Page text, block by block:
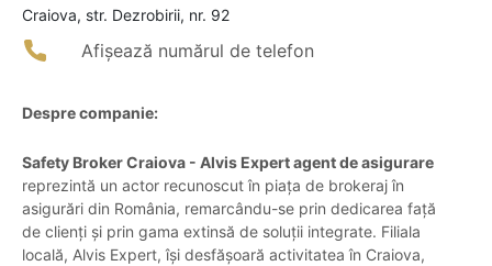
Craiova, str. Dezrobirii, nr. 92
Afișează numărul de telefon
Despre companie:
Safety Broker Craiova - Alvis Expert agent de asigurare
reprezintă un actor recunoscut în piața de brokeraj în
asigurări din România, remarcându-se prin dedicarea față
de clienți și prin gama extinsă de soluții integrate. Filiala
locală, Alvis Expert, își desfășoară activitatea în Craiova,